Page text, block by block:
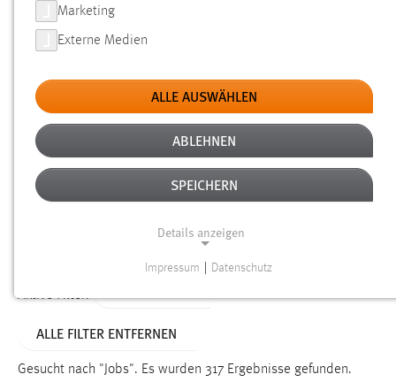
FILTER
Typ
Erstellungsdatum
Alter
Aktive Filter:
ALLE FILTER ENTFERNEN
Gesucht nach "Jobs". Es wurden 317 Ergebnisse gefunden.
Marketing
Externe Medien
ALLE AUSWÄHLEN
ABLEHNEN
SPEICHERN
Details anzeigen
Funktionen und sind für die einwandfreie Funktion der
Impressum Datenschutz